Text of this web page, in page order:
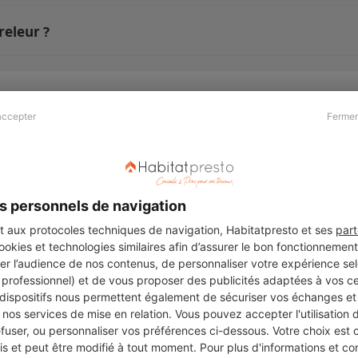
personnels de navigation
aux protocoles techniques de navigation, Habitatpresto et ses
et technologies similaires afin d’assurer le bon
l’audience de nos contenus, de personnaliser votre expérience
et de vous proposer des publicités adaptées à vos
nous permettent également de sécuriser vos échanges
services de mise en relation. Vous pouvez accepter l'utilisation
ou personnaliser vos préférences ci-dessous. Votre choix est
et peut être modifié à tout moment. Pour plus d'informations et
?
Revue de presse
Légal
Charte cookies
Suivez-nous